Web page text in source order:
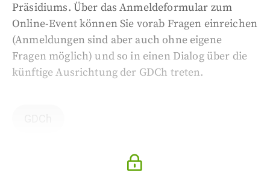
Präsidiums. Über das Anmeldeformular zum
Online-Event können Sie vorab Fragen einreichen
(Anmeldungen sind aber auch ohne eigene
Fragen möglich) und so in einen Dialog über die
künftige Ausrichtung der GDCh treten.